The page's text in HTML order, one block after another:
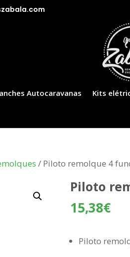
Autocaravanas Kits
/ Piloto remolque 4
Piloto
15,38€
Piloto